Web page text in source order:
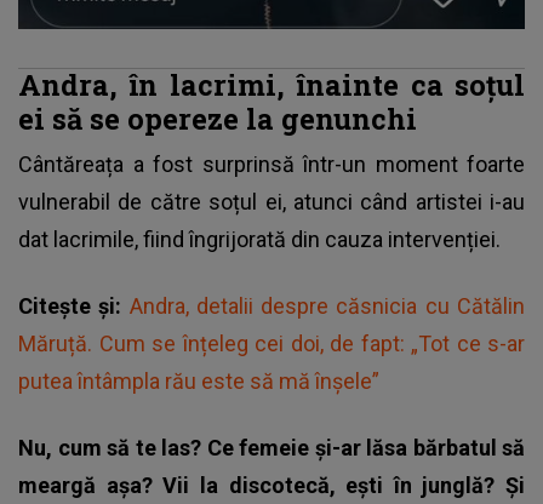
Andra, în lacrimi, înainte ca soțul
ei să se opereze la genunchi
Cântăreața a fost surprinsă într-un moment foarte
vulnerabil de către soțul ei, atunci când artistei i-au
dat lacrimile, fiind îngrijorată din cauza intervenției.
Citește și: Andra, detalii despre căsnicia cu Cătălin
Măruță. Cum se înțeleg cei doi, de fapt: „Tot ce s-ar
putea întâmpla rău este să mă înșele”
Nu, cum să te las? Ce femeie și-ar lăsa bărbatul să
meargă așa? Vii la discotecă, ești în junglă? Și